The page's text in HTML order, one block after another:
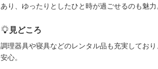
あり、ゆったりとしたひと時が過ごせるのも魅力
見どころ
調理器具や寝具などのレンタル品も充実してお
安心。